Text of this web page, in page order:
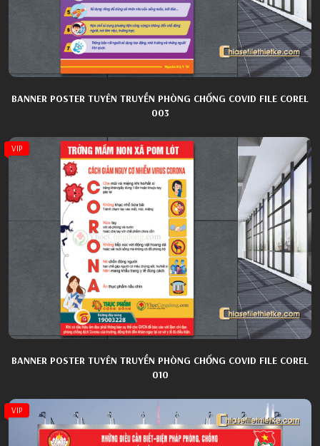
BANNER POSTER TUYÊN TRUYỀN PHÒNG CHỐNG COVID FILE COREL
003
VIP
BANNER POSTER TUYÊN TRUYỀN PHÒNG CHỐNG COVID FILE COREL
010
VIP